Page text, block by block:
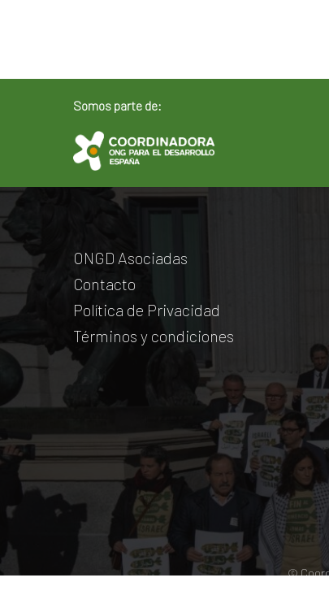
Somos parte de:
ONGD Asociadas
Contacto
Política de Privacidad
Términos y condiciones
©